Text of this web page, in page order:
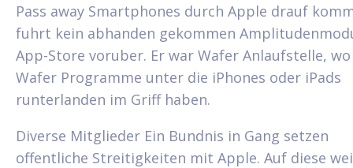
Pass away Smartphones durch Apple drauf
fuhrt kein abhanden gekommen
App-Store voruber. Er war Wafer Anlaufstelle,
Wafer Programme unter die iPhones oder iPads
runterlanden im Griff haben.
Diverse Mitglieder Ein Bundnis in Gang setzen
offentliche Streitigkeiten mit Apple. Auf diese